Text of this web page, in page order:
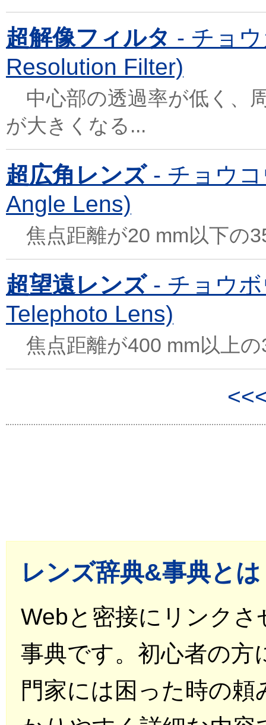
超解像フィルタ - チョ
Resolution Filter)
中心部の透過率が低く、
が大きくなる...
超広角レンズ- チョウコ
Angle Lens)
焦点距離が20 mm以下の
超望遠レンズ- チョウボ
Telephoto Lens)
焦点距離が400 mm以上
レンズ辞典&事典と
Webと密接にリンク
事典です。初心者の方
門家には困った時の